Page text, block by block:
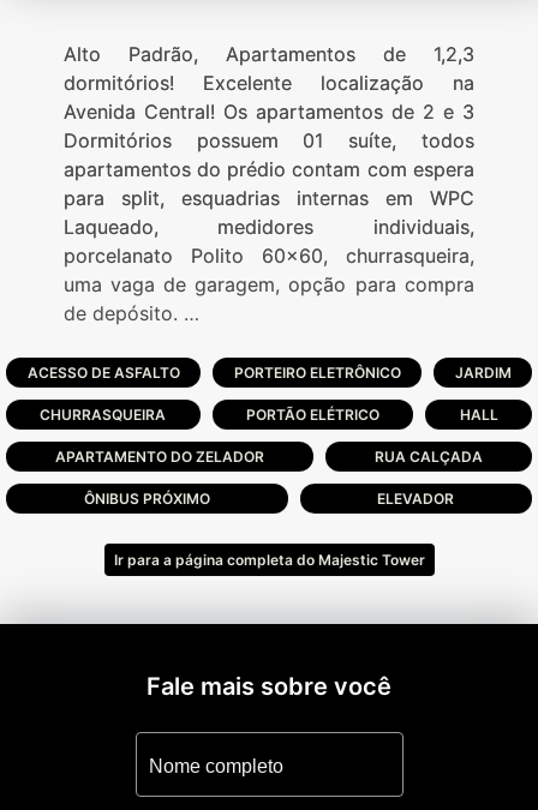
Alto Padrão, Apartamentos de 1,2,3
dormitórios! Excelente localização na
Avenida Central! Os apartamentos de 2 e 3
Dormitórios possuem 01 suíte, todos
apartamentos do prédio contam com espera
para split, esquadrias internas em WPC
Laqueado, medidores individuais,
porcelanato Polito 60x60, churrasqueira,
uma vaga de garagem, opção para compra
de depósito.
praças, o edifício conta com 02 elevadores
digitais, salão de festas com espaço
gourmet todo equipado, hall decorado,
zeladoria o ano todo.
Consulte-nos para maiores informações de
imóveis neste condomínio !
ACESSO DE ASFALTO PORTEIRO ELETRÔNICO JARDIM
CHURRASQUEIRA PORTÃO ELÉTRICO HALL
APARTAMENTO DO ZELADOR RUA CALÇADA
ÔNIBUS PRÓXIMO ELEVADOR
Ir para a página completa do Majestic Tower
Fale mais sobre você